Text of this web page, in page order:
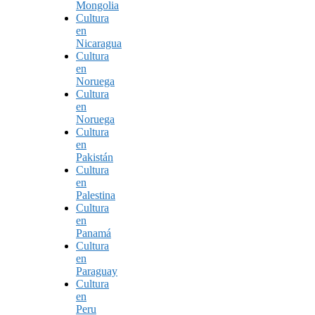
Mongolia
Cultura
en
Nicaragua
Cultura
en
Noruega
Cultura
en
Noruega
Cultura
en
Pakistán
Cultura
en
Palestina
Cultura
en
Panamá
Cultura
en
Paraguay
Cultura
en
Peru